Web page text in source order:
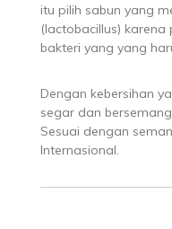
itu pilih sabun yang
(lactobacillus)
bakteri yang yang
Dengan kebersihan
segar dan
Sesuai dengan
Internasional.